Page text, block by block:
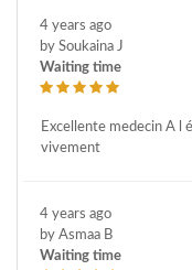
4 years ago
by Soukaina J
Waiting time
Excellente medecin A l
vivement
4 years ago
by Asmaa B
Waiting time